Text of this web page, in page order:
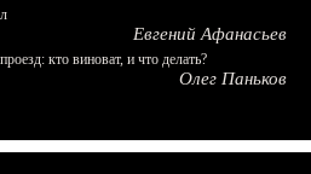
Евгений Афанасьев
кто виноват, и что делать?
Олег Паньков